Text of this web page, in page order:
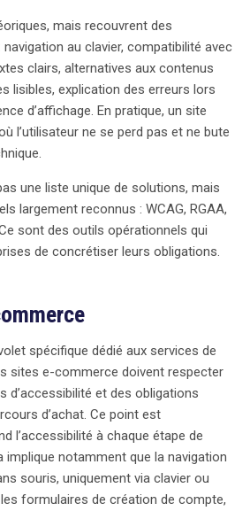
mais recouvrent des
au clavier, compatibilité avec
clairs, alternatives aux contenus
lisibles, explication des erreurs lors
d’affichage. En pratique, un site
l’utilisateur ne se perd pas et ne bute
une liste unique de solutions, mais
largement reconnus : WCAG, RGAA,
sont des outils opérationnels qui
de concrétiser leurs obligations.
spécifique dédié aux services de
sites e-commerce doivent respecter
d’accessibilité et des obligations
d’achat. Ce point est
l’accessibilité à chaque étape de
implique notamment que la navigation
souris, uniquement via clavier ou
formulaires de création de compte,